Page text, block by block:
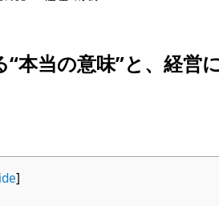
本当の意味”と、経営
]